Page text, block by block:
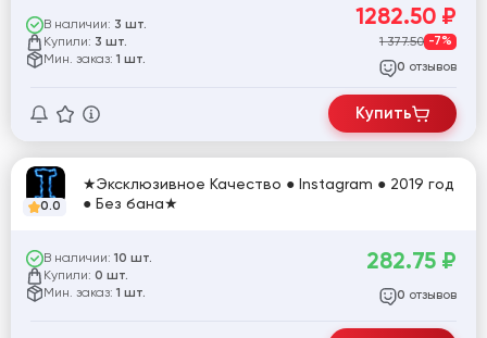
В наличии: 3 шт.
Купили: 3 шт.
Мин. заказ: 1 шт.
1282.50 ₽
1 377.50 -7%
0 отзывов
Купить
0.0
★Эксклюзивное Качество ● Instagram ● 2019 год
● Без бана★
В наличии: 10 шт.
Купили: 0 шт.
Мин. заказ: 1 шт.
282.75 ₽
0 отзывов